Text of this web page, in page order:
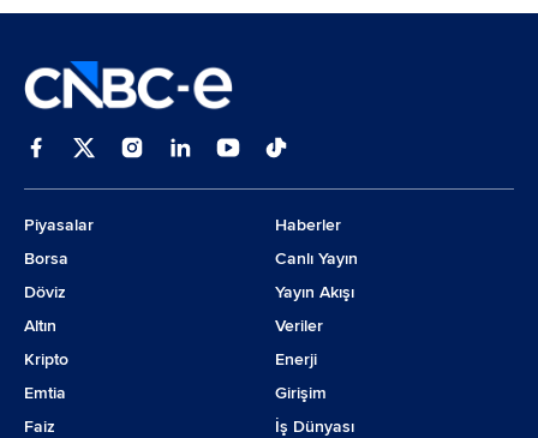
Piyasalar
Borsa
Döviz
Altın
Kripto
Emtia
Faiz
Haberler
Canlı Yayın
Yayın Akışı
Veriler
Enerji
Girişim
İş Dünyası